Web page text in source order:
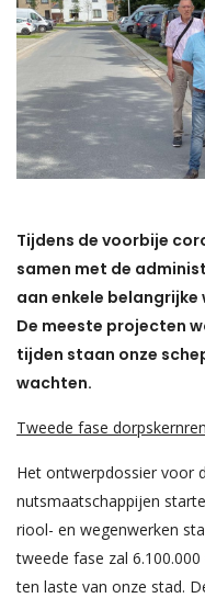
Tijdens de voorbije
samen met de
aan enkele
De meeste projecten
tijden staan onze
wachten.
Tweede fase
Het ontwerpdossier voor
nutsmaatschappijen
riool- en wegenwerken
tweede fase zal
ten laste van onze stad.